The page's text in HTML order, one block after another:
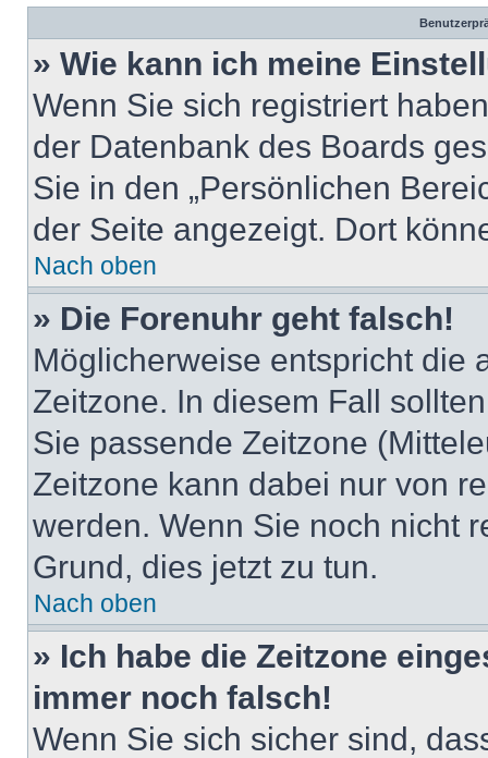
» Wie kann ich meine
Wenn Sie sich registriert
der Datenbank des Boards
Sie in den „Persönlichen
der Seite angezeigt. Dort
Nach oben
» Die Forenuhr geht falsch!
Möglicherweise entspricht die
Zeitzone. In diesem Fall
Sie passende Zeitzone
Zeitzone kann dabei nur von
werden. Wenn Sie noch nicht
Grund, dies jetzt zu tun.
Nach oben
» Ich habe die Zeitzone
immer noch falsch!
Wenn Sie sich sicher sind,